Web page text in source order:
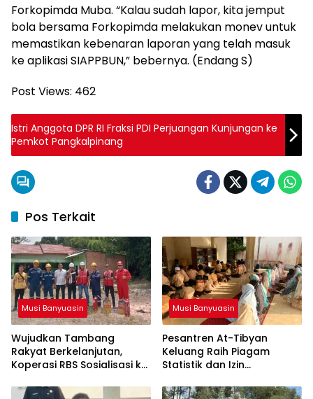
Forkopimda Muba. “Kalau sudah lapor, kita jemput
bola bersama Forkopimda melakukan monev untuk
memastikan kebenaran laporan yang telah masuk
ke aplikasi SIAPPBUN,” bebernya. (Endang S)
Post Views: 462
Istri Anggota DPR RI Fraksi PDI Perjuangan Kunjungan ke
Pemkot Pangkalpinang
Pos Terkait
Musi Banyuasin
Wujudkan Tambang
Rakyat Berkelanjutan,
Koperasi RBS Sosialisasi ke
GEP
Musi Banyuasin
Pesantren At-Tibyan
Keluang Raih Piagam
Statistik dan Izin
Kemenag RI